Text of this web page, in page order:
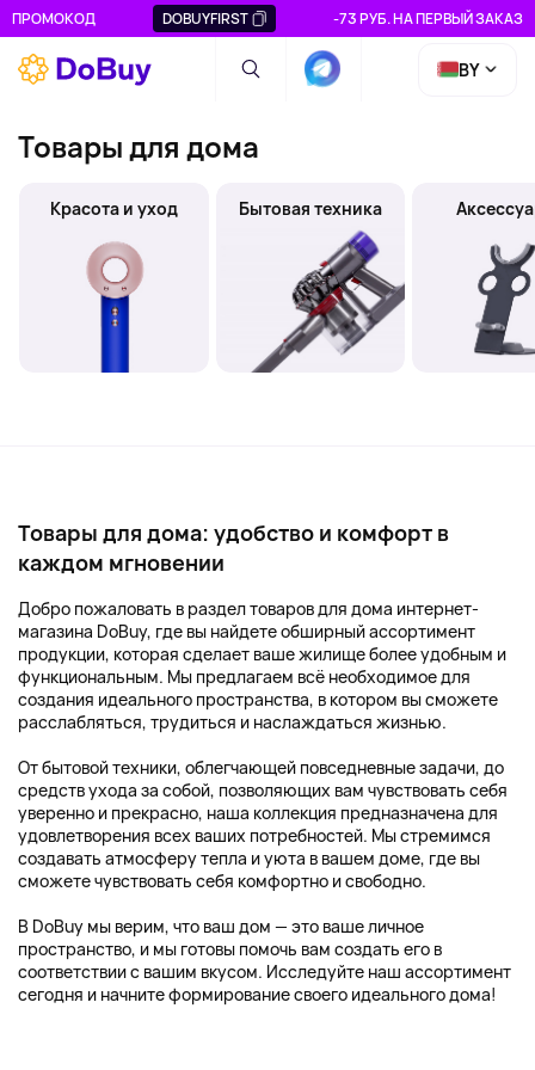
ПРОМОКОД DOBUYFIRST -73 РУБ. НА ПЕРВЫЙ ЗАКАЗ
BY
Товары для дома
Красота и уход Бытовая техника
Товары для дома: удобство и комфорт в
каждом мгновении
Добро пожаловать в раздел товаров для дома интернет-
магазина DoBuy, где вы найдете обширный ассортимент
продукции, которая сделает ваше жилище более удобным и
функциональным. Мы предлагаем всё необходимое для
создания идеального пространства, в котором вы сможете
расслабляться, трудиться и наслаждаться жизнью.
От бытовой техники, облегчающей повседневные задачи, до
средств ухода за собой, позволяющих вам чувствовать себя
уверенно и прекрасно, наша коллекция предназначена для
удовлетворения всех ваших потребностей. Мы стремимся
создавать атмосферу тепла и уюта в вашем доме, где вы
сможете чувствовать себя комфортно и свободно.
В DoBuy мы верим, что ваш дом — это ваше личное
пространство, и мы готовы помочь вам создать его в
соответствии с вашим вкусом. Исследуйте наш ассортимент
сегодня и начните формирование своего идеального дома!